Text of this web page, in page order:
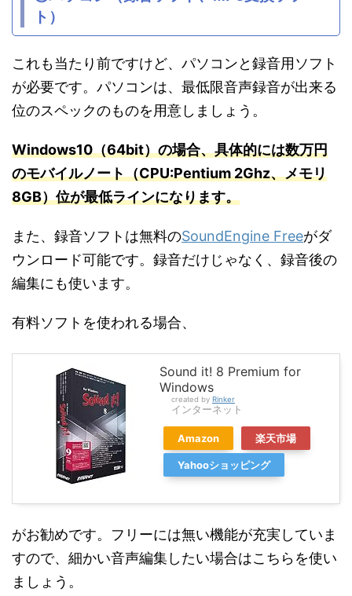
ト）
これも当たり前ですけど、パソコンと録音用ソフト
が必要です。パソコンは、最低限音声録音が出来る
位のスペックのものを用意しましょう。
Windows10（64bit）の場合、具体的には数万円
のモバイルノート（CPU:Pentium 2Ghz、メモリ
8GB）位が最低ラインになります。
また、録音ソフトは無料のSoundEngine Freeがダ
ウンロード可能です。録音だけじゃなく、録音後の
編集にも使います。
有料ソフトを使われる場合、
Sound it! 8 Premium for
Windows
created by Rinker
インターネット
Amazon 楽天市場
Yahooショッピング
がお勧めです。フリーには無い機能が充実していま
すので、細かい音声編集したい場合はこちらを使い
ましょう。